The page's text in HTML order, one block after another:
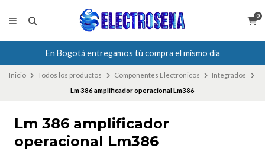
0
En Bogotá entregamos tú compra el mismo día
Inicio Todos los productos Componentes Electronicos
Integrados
Lm 386 amplificador operacional Lm386
Lm 386 amplificador
operacional Lm386